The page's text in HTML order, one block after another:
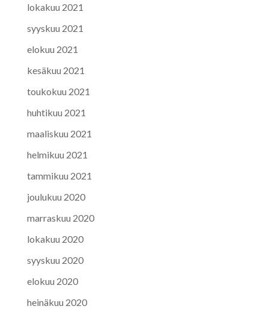
lokakuu 2021
syyskuu 2021
elokuu 2021
kesäkuu 2021
toukokuu 2021
huhtikuu 2021
maaliskuu 2021
helmikuu 2021
tammikuu 2021
joulukuu 2020
marraskuu 2020
lokakuu 2020
syyskuu 2020
elokuu 2020
heinäkuu 2020